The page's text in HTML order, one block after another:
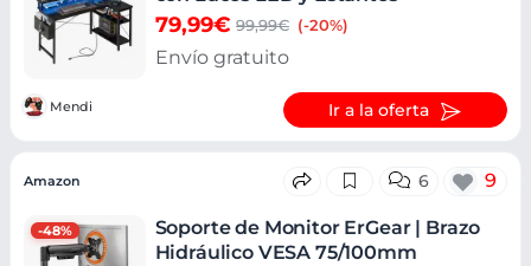
79,99€ 99,99€ (-20%)
Envío gratuito
Mendi Ir a la oferta
-48%
Amazon 6 9
Soporte de Monitor ErGear | Brazo
Hidráulico VESA 75/100mm